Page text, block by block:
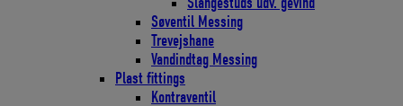
Søventil Messing
Trevejshane
Vandindtag Messing
Plast fittings
Kontraventil